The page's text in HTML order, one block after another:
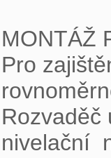
MONTÁŽ
Pro
Rozvaděč
nivelační